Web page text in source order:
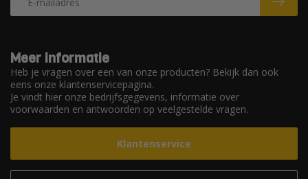
Meer informatie
Heb je vragen over een van onze producten? Bekijk dan ook
eens onze klantenservicepagina.
Je vindt hier onze bedrijfsgegevens, informatie over
voorwaarden en antwoorden op veelgestelde vragen.
Klantenservice